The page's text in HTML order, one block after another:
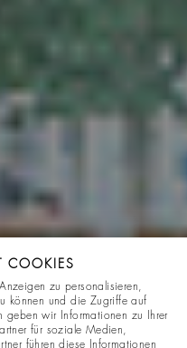
COOKIES
zu personalisieren,
können und die Zugriffe auf
geben wir Informationen zu Ihrer
für soziale Medien,
führen diese Informationen